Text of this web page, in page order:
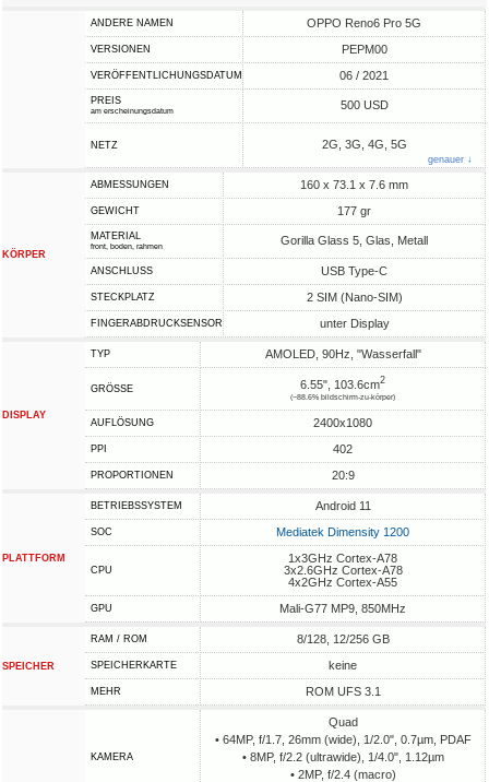
ANDERE NAMEN OPPO Reno6 Pro 5G
VERSIONEN PEPM00
VERÖFFENTLICHUNGSDATUM 06 / 2021
PREIS
am erscheinungsdatum 500 USD
NETZ 2G, 3G, 4G, 5G
genauer ↓
KÖRPER
ABMESSUNGEN 160 x 73.1 x 7.6 mm
GEWICHT 177 gr
MATERIAL
front, boden, rahmen Gorilla Glass 5, Glas, Metall
ANSCHLUSS USB Type-C
STECKPLATZ 2 SIM (Nano-SIM)
FINGERABDRUCKSENSOR unter Display
DISPLAY
TYP AMOLED, 90Hz, "Wasserfall"
GRÖSSE 6.55", 103.6cm2
(~88.6% bildschirm-zu-körper)
AUFLÖSUNG 2400x1080
PPI 402
PROPORTIONEN 20:9
PLATTFORM
BETRIEBSSYSTEM Android 11
SOC Mediatek Dimensity 1200
CPU
1x3GHz Cortex-A78
3x2.6GHz Cortex-A78
4x2GHz Cortex-A55
GPU Mali-G77 MP9, 850MHz
SPEICHER
RAM / ROM 8/128, 12/256 GB
SPEICHERKARTE keine
MEHR ROM UFS 3.1
KAMERA
Quad
• 64MP, f/1.7, 26mm (wide), 1/2.0", 0.7µm, PDAF
• 8MP, f/2.2 (ultrawide), 1/4.0", 1.12µm
• 2MP, f/2.4 (macro)